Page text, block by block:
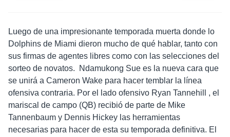
Luego de una impresionante temporada muerta donde lo
Dolphins de Miami dieron mucho de qué hablar, tanto con
sus firmas de agentes libres como con las selecciones del
sorteo de novatos. Ndamukong Sue es la nueva cara que
se unirá a Cameron Wake para hacer temblar la línea
ofensiva contraria. Por el lado ofensivo Ryan Tannehill , el
mariscal de campo (QB) recibió de parte de Mike
Tannenbaum y Dennis Hickey las herramientas
necesarias para hacer de esta su temporada definitiva. El